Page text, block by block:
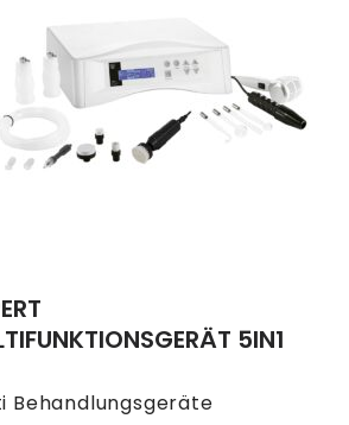
Behandlungsgeräte
5IN1